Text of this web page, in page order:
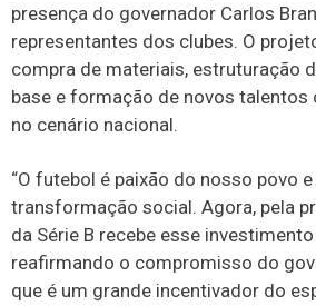
presença do governador Carlos
representantes dos clubes. O
compra de materiais, estruturação
base e formação de novos talentos
no cenário nacional.
“O futebol é paixão do nosso povo
transformação social. Agora, pela
da Série B recebe esse
reafirmando o compromisso do
que é um grande incentivador do